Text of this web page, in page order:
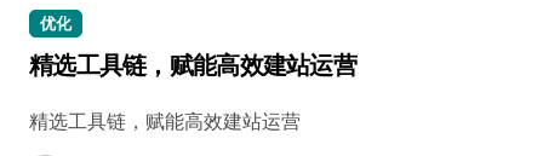
优化
精选工具链，赋能高效建站运营
精选工具链，赋能高效建站运营